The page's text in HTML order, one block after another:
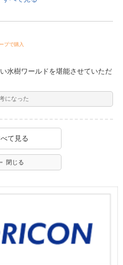
プで購入
水樹ワールドを堪能させていただ
になった
て見る
閉じる